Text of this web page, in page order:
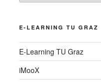
E-LEARNING TU GRAZ
E-Learning TU Graz
iMooX